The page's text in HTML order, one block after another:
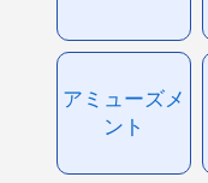
アミューズメ
ント